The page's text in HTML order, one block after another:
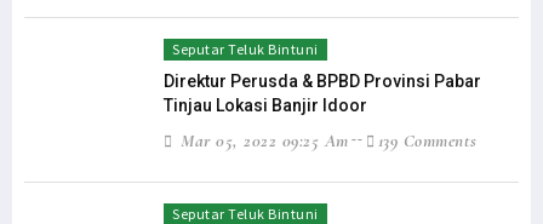
Seputar Teluk Bintuni
Direktur Perusda & BPBD Provinsi Pabar
Tinjau Lokasi Banjir Idoor
Mar 05, 2022 09:25 Am 139 Comments
Seputar Teluk Bintuni